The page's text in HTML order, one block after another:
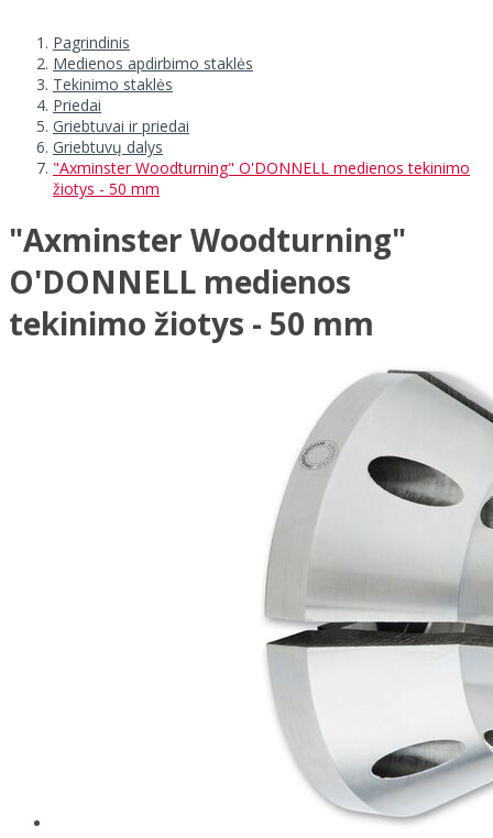
Pagrindinis
Medienos apdirbimo staklės
Tekinimo staklės
Priedai
Griebtuvai ir priedai
Griebtuvų dalys
"Axminster Woodturning" O'DONNELL medienos tekinimo
žiotys - 50 mm
"Axminster Woodturning"
O'DONNELL medienos
tekinimo žiotys - 50 mm